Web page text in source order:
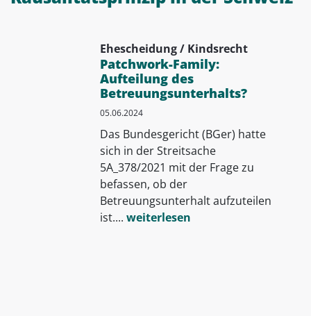
Ehescheidung / Kindsrecht
Patchwork-Family:
Aufteilung des
Betreuungsunterhalts?
05.06.2024
Das Bundesgericht (BGer) hatte
sich in der Streitsache
5A_378/2021 mit der Frage zu
befassen, ob der
Betreuungsunterhalt aufzuteilen
ist.... weiterlesen